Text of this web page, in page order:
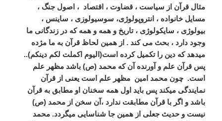
مثال قرآن از سیاست ، قضاوت ، اقتصاد ، اصول جنگ ،
مسایل خانواده ، انتروپولوژی، سوسیولوزی ، ساینس ،
بیولوژی ، سایکولوژی ، تاریخ و همه و همه که در زندگانی ما
وجود دارد ، بحث می کند . از همین لحاظ قرآن به ما مژده
میدهد که دین را تکمیل کرده است(الیوم اکملت لکم دینکم)..
پس قرآن علم و آورنده آن که محمد (ص) باشد مظهر علم
است. چون محمد امین مظهر علم است یعنی از قرآن
نمایندگی میکند پس باید اول همه سخنان او مطابق به قرآن
باشد و اگر با قرآن مطابقت ندارد ،آن سخن از محمد (ص)
نیست و حدیث جعلی از همین جا شناسایی میگردد. محمد